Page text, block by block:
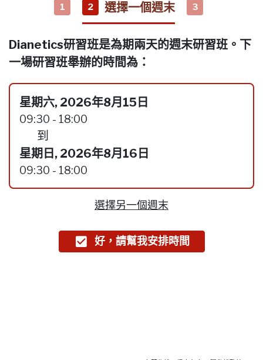
1 2 選擇一個週末 3
Dianetics研習班是為期兩天的週末研習班。下
一場研習班舉辦的時間為：
星期六, 2026年8月15日
09:30 - 18:00
到
星期日, 2026年8月16日
09:30 - 18:00
選擇另一個週末
好，請幫我安排時間